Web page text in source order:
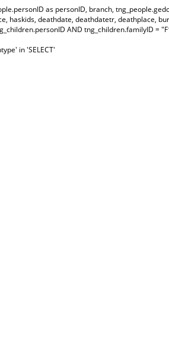
as personID, branch,
haskids, deathdate, deathdatetr, deathplace,
AND tng_children.familyID =
in 'SELECT'